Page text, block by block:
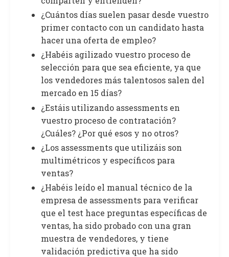
¿Cuántos días suelen pasar desde vuestro
primer contacto con un candidato hasta
hacer una oferta de empleo?
¿Habéis agilizado vuestro proceso de
selección para que sea eficiente, ya que
los vendedores más talentosos salen del
mercado en 15 días?
¿Estáis utilizando assessments en
vuestro proceso de contratación?
¿Cuáles? ¿Por qué esos y no otros?
¿Los assessments que utilizáis son
multimétricos y específicos para
ventas?
¿Habéis leído el manual técnico de la
empresa de assessments para verificar
que el test hace preguntas específicas de
ventas, ha sido probado con una gran
muestra de vendedores, y tiene
validación predictiva que ha sido